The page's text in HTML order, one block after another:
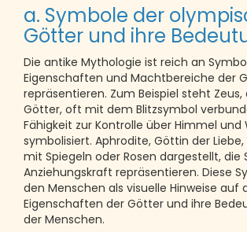
a. Symbole der
Götter und ihre
Die antike Mythologie ist reich an
Eigenschaften und Machtbereiche der
repräsentieren. Zum Beispiel steht Zeus,
Götter, oft mit dem Blitzsymbol
Fähigkeit zur Kontrolle über Himmel und
symbolisiert. Aphrodite, Göttin der
mit Spiegeln oder Rosen dargestellt, die
Anziehungskraft repräsentieren. Diese
den Menschen als visuelle Hinweise auf
Eigenschaften der Götter und ihre
der Menschen.